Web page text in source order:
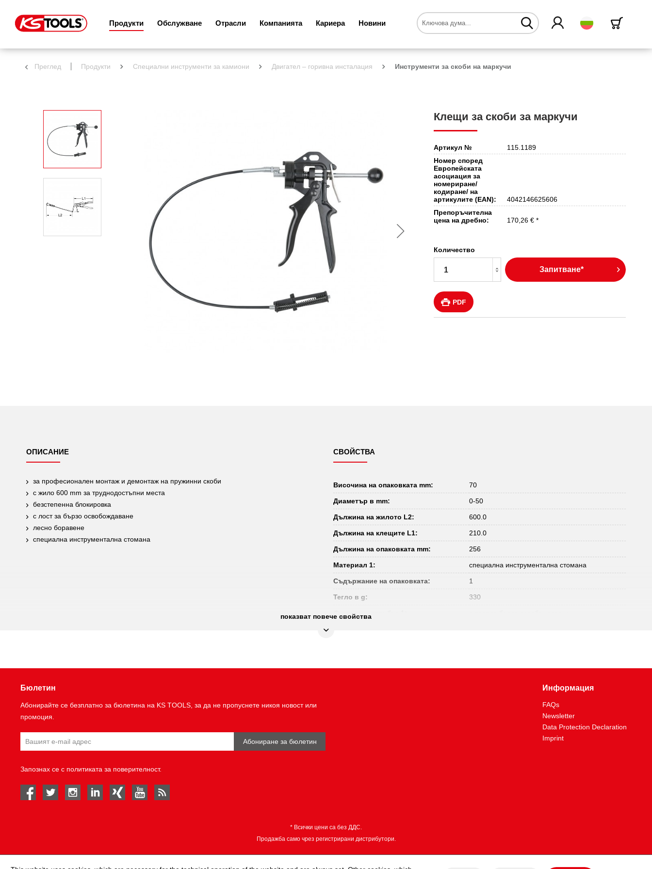
Продукти Обслужване Отрасли Компанията Кариера Новини български
Преглед Продукти Специални инструменти за камиони Двигател – горивна инсталация Инструменти за скоби на маркучи
Клещи за скоби за маркучи
Артикул №
115.1189
Номер според
Европейската
асоциация за
номериране/
кодиране/ на
артикулите (EAN):
4042146625606
Препоръчителна
цена на дребно:
170,26 € *
Количество
Запитване*
PDF
ОПИСАНИЕ
за професионален монтаж и демонтаж на пружинни скоби
с жило 600 mm за труднодостъпни места
безстепенна блокировка
с лост за бързо освобождаване
лесно боравене
специална инструментална стомана
СВОЙСТВА
Височина на опаковката mm: 70
Диаметър в mm: 0-50
Дължина на жилото L2: 600.0
Дължина на клещите L1: 210.0
Дължина на опаковката mm: 256
Материал 1: специална инструментална стомана
Съдържание на опаковката: 1
Тегло в g: 330
Функции – атрибут 1:
показват повече свойства
Бюлетин
Абонирайте се безплатно за бюлетина на KS TOOLS, за да не пропуснете никоя новост или
промоция.
Абониране за бюлетин
Запознах се с политиката за поверителност.
facebook twitter instagramlinked in Xing youtube
Информация
FAQs
Newsletter
Data Protection Declaration
Imprint
* Всички цени са без ДДС.
Продажба само чрез регистрирани дистрибутори.